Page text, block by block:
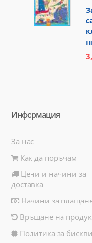
Информация
За нас
Как да поръчам
Цени и начини за
доставка
Начини за
Връщане на
Политика за